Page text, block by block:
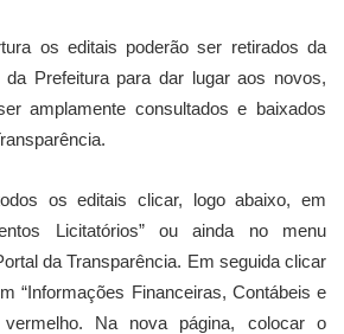
os editais poderão ser retirados da
da Prefeitura para dar lugar aos novos,
amplamente consultados e baixados
os editais clicar, logo abaixo, em
Licitatórios” ou ainda no menu
da Transparência. Em seguida clicar
“Informações Financeiras, Contábeis e
vermelho. Na nova página, colocar o